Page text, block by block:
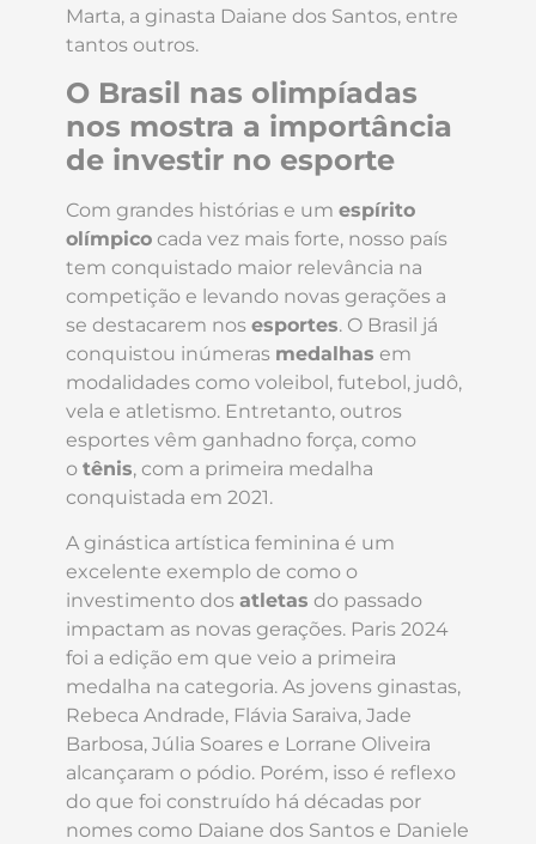
Marta, a ginasta Daiane dos Santos, entre
tantos outros.
O Brasil nas olimpíadas
nos mostra a importância
de investir no esporte
Com grandes histórias e um espírito
olímpicocada vez mais forte, nosso país
tem conquistado maior relevância na
competição e levando novas gerações a
se destacarem nos esportes. O Brasil já
conquistou inúmeras medalhas em
modalidades como voleibol, futebol, judô,
vela e atletismo. Entretanto, outros
esportes vêm ganhadno força, como
o tênis, com a primeira medalha
conquistada em 2021.
A ginástica artística feminina é um
excelente exemplo de como o
investimento dos atletas do passado
impactam as novas gerações. Paris 2024
foi a edição em que veio a primeira
medalha na categoria. As jovens ginastas,
Rebeca Andrade, Flávia Saraiva, Jade
Barbosa, Júlia Soares e Lorrane Oliveira
alcançaram o pódio. Porém, isso é reflexo
do que foi construído há décadas por
nomes como Daiane dos Santos e Daniele